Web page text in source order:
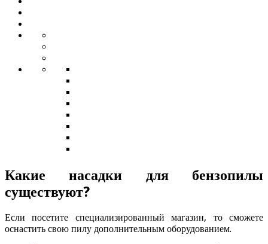
Какие насадки для бензопилы
существуют?
Если посетите специализированный магазин, то сможете
оснастить свою пилу дополнительным оборудованием.